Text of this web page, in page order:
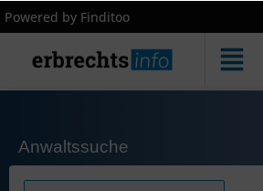
Powered by Finditoo
Anwaltssuche